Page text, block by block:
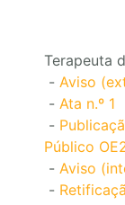
Terapeuta
- Aviso
- Ata n.º 1
-
Público
- Aviso
-